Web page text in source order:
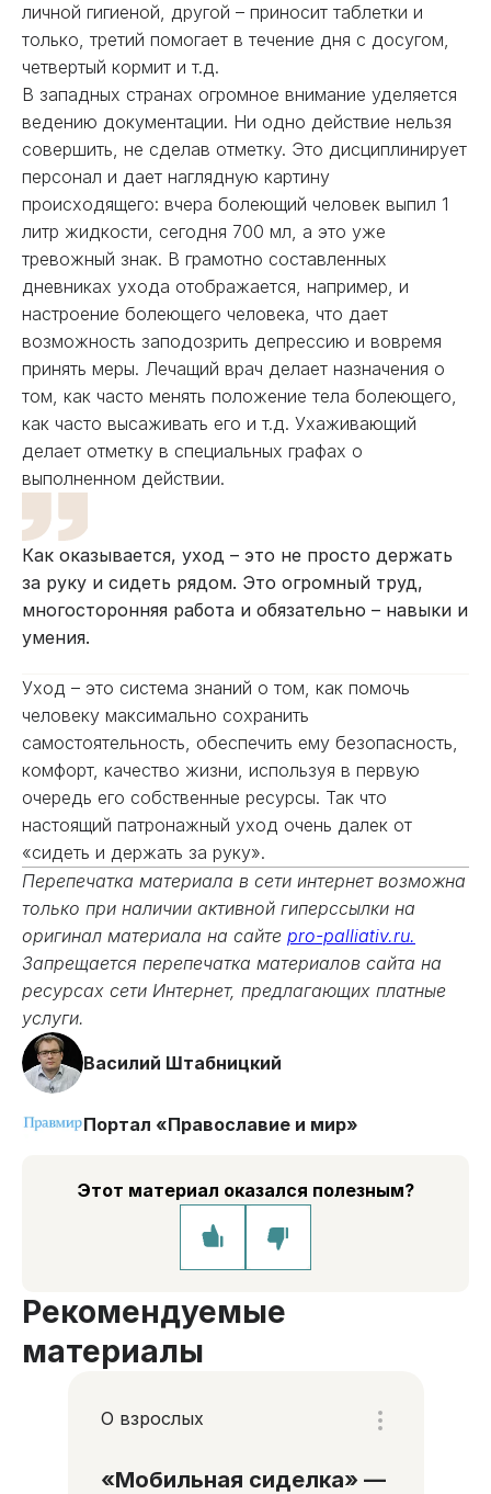
личной гигиеной, другой – приносит таблетки и
только, третий помогает в течение дня с досугом,
четвертый кормит и т.д.
В западных странах огромное внимание уделяется
ведению документации. Ни одно действие нельзя
совершить, не сделав отметку. Это дисциплинирует
персонал и дает наглядную картину
происходящего: вчера болеющий человек выпил 1
литр жидкости, сегодня 700 мл, а это уже
тревожный знак. В грамотно составленных
дневниках ухода отображается, например, и
настроение болеющего человека, что дает
возможность заподозрить депрессию и вовремя
принять меры. Лечащий врач делает назначения о
том, как часто менять положение тела болеющего,
как часто высаживать его и т.д. Ухаживающий
делает отметку в специальных графах о
выполненном действии.
Как оказывается, уход – это не просто держать
за руку и сидеть рядом. Это огромный труд,
многосторонняя работа и обязательно – навыки и
умения.
Уход – это система знаний о том, как помочь
человеку максимально сохранить
самостоятельность, обеспечить ему безопасность,
комфорт, качество жизни, используя в первую
очередь его собственные ресурсы. Так что
настоящий патронажный уход очень далек от
«сидеть и держать за руку».
Перепечатка материала в сети интернет возможна
только при наличии активной гиперссылки на
оригинал материала на сайте pro-palliativ.ru.
Запрещается перепечатка материалов сайта на
ресурсах сети Интернет, предлагающих платные
услуги.
Василий Штабницкий
Портал «Православие и мир»
Этот материал оказался полезным?
Рекомендуемые
материалы
О взрослых
«Мобильная сиделка» —